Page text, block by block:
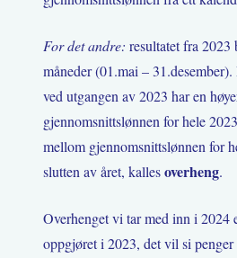
For det andre: resultatet fra 2023
måneder (01.mai –
ved utgangen av 2023 har en
gjennomsnittslønnen for hele
mellom gjennomsnittslønnen for
slutten av året, kallesoverheng.
Overhenget vi tar med inn i 2024
oppgjøret i 2023, det vil si